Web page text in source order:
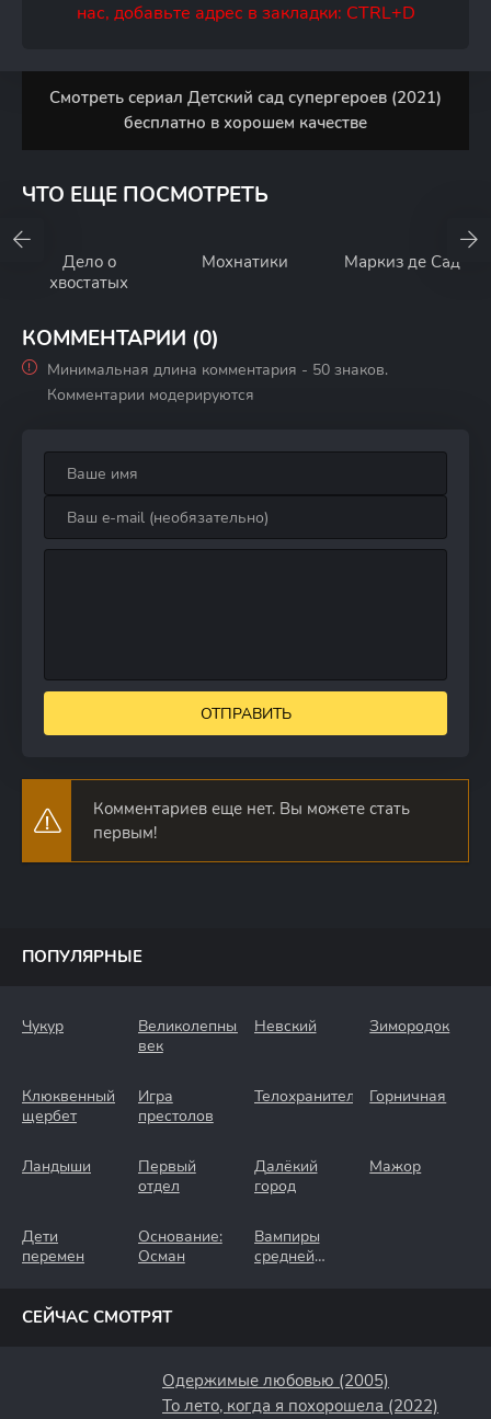
нас, добавьте адрес в закладки: CTRL+D
Смотреть сериал Детский сад супергероев (2021)
бесплатно в хорошем качестве
ЧТО ЕЩЕ ПОСМОТРЕТЬ
Дело о
хвостатых
Мохнатики Маркиз де Сад
КОММЕНТАРИИ (0)
Минимальная длина комментария - 50 знаков.
Комментарии модерируются
ОТПРАВИТЬ
Комментариев еще нет. Вы можете стать
первым!
ПОПУЛЯРНЫЕ
Чукур
Великолепный
век
Невский Зимородок
Клюквенный
щербет
Игра
престолов
Телохранители Горничная
Ландыши
Первый
отдел
Далёкий
город
Мажор
Дети
перемен
Основание:
Осман
Вампиры
средней
СЕЙЧАС СМОТРЯТ
Одержимые любовью (2005)
То лето, когда я похорошела (2022)